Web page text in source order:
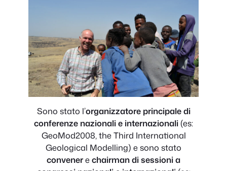
Sono stato l’organizzatore principale di
conferenze nazionali e internazionali(es:
GeoMod2008, the Third International
Geological Modelling) e sono stato
convenerechairman di sessioni a